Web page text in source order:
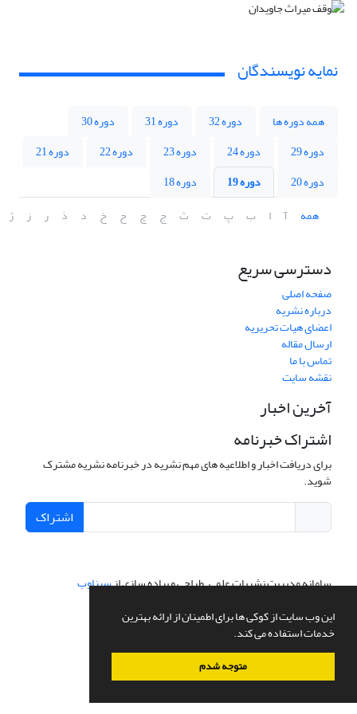
این وب سایت از کوکی ها برای اطمینان از ارائه بهترین
خدمات استفاده می کند.
متوجه شدم
نمایه نویسندگان
همه دوره ها دوره 32 دوره 31
دوره 30
دوره 29
دوره 24 دوره 23 دوره 22
دوره 21
دوره 20
دوره 19
دوره 18
همه
آ ا ب پ ت ث ج چ ح خ د ذ ر ز ژ
دسترسی سریع
صفحه اصلی
درباره نشریه
اعضای هیات تحریریه
ارسال مقاله
تماس با ما
نقشه سایت
آخرین اخبار
اشتراک خبرنامه
برای دریافت اخبار و اطلاعیه های مهم نشریه در خبرنامه نشریه مشترک
شوید.
اشتراک
سامانه مدیریت نشریات علمی.طراحی و پیاده سازی ازسیناوب